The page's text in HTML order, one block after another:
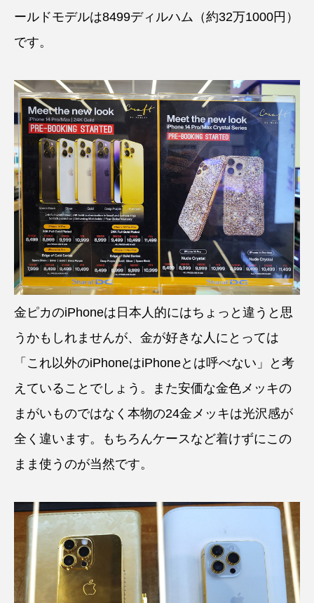
ールドモデルは8499ディルハム（約32万1000円）
です。
金ピカのiPhoneは日本人的にはちょっと違うと思
うかもしれませんが、金が好きな人にとっては
「これ以外のiPhoneはiPhoneとは呼べない」と考
えていることでしょう。また安価な金色メッキの
まがいものではなく本物の24金メッキは光沢感が
全く違います。もちろんケースなど着けずにこの
まま使うのが当然です。